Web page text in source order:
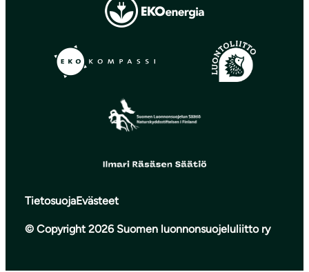
TietosuojaEvästeet
© Copyright 2026 Suomen luonnonsuojeluliitto ry